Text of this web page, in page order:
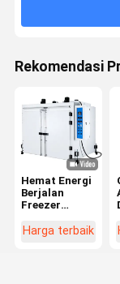
Rekomendasi
Hemat Energi
Berjalan
Freezer
Dan
Harga terbaik